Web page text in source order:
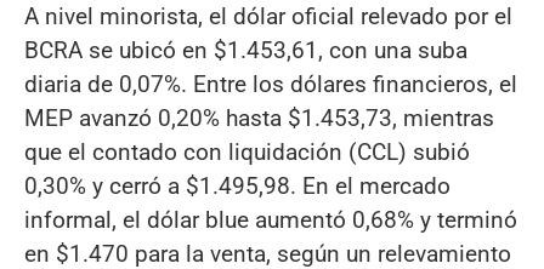
A nivel minorista, el dólar oficial relevado por el
BCRA se ubicó en $1.453,61, con una suba
diaria de 0,07%. Entre los dólares financieros, el
MEP avanzó 0,20% hasta $1.453,73, mientras
que el contado con liquidación (CCL) subió
0,30% y cerró a $1.495,98. En el mercado
informal, el dólar blue aumentó 0,68% y terminó
en $1.470 para la venta, según un relevamiento